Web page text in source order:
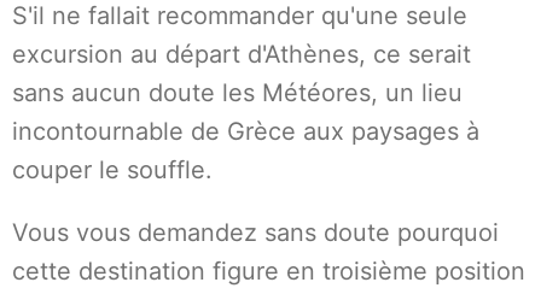
S'il ne fallait recommander qu'une seule
excursion au départ d'Athènes, ce serait
sans aucun doute les Météores, un lieu
incontournable de Grèce aux paysages à
couper le souffle.
Vous vous demandez sans doute pourquoi
cette destination figure en troisième position